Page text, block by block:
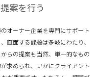
案を行う
オーナー企業を専門にサポート
直面する課題は多岐にわたり、
らの提案も当然、単一的なもの
求められ、いかにクライアント